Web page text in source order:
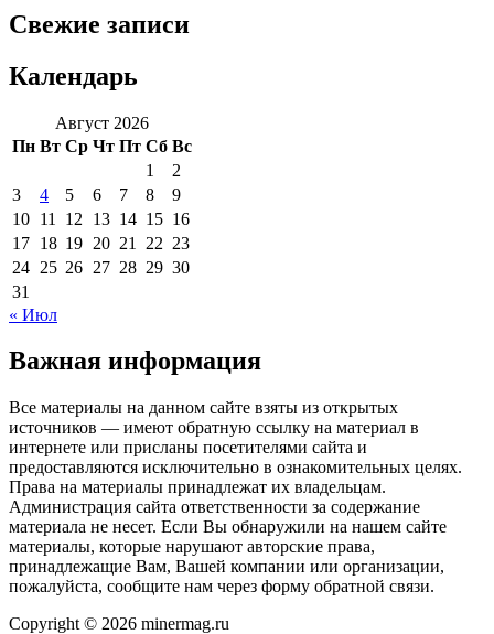
Свежие записи
Календарь
Август 2026
Пн Вт Ср Чт Пт Сб Вс
1
2
3
4 5 6 7 8
9
10 11 12 13 14 15 16
17 18 19 20 21 22 23
24 25 26 27 28 29 30
31
« Июл
Важная информация
Все материалы на данном сайте взяты из открытых
источников — имеют обратную ссылку на материал в
интернете или присланы посетителями сайта и
предоставляются исключительно в ознакомительных целях.
Права на материалы принадлежат их владельцам.
Администрация сайта ответственности за содержание
материала не несет. Если Вы обнаружили на нашем сайте
материалы, которые нарушают авторские права,
принадлежащие Вам, Вашей компании или организации,
пожалуйста, сообщите нам через форму обратной связи.
Copyright © 2026 minermag.ru